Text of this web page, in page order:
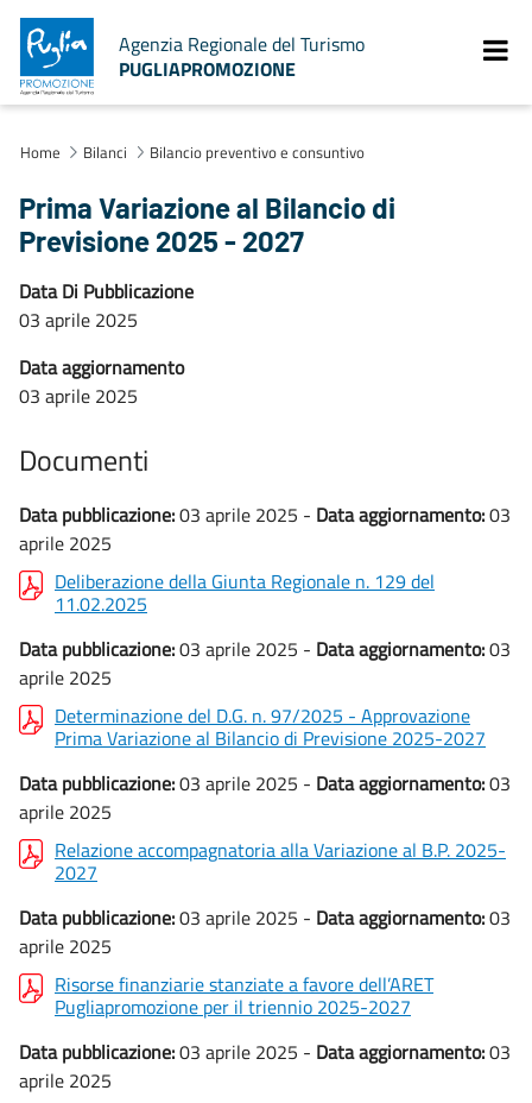
Agenzia Regionale del Turismo
PUGLIAPROMOZIONE
Home Bilanci Bilancio preventivo e consuntivo
Prima Variazione al Bilancio di
Previsione 2025 - 2027
Data Di Pubblicazione
03 aprile 2025
Data aggiornamento
03 aprile 2025
Documenti
Data pubblicazione:03 aprile 2025 - Data aggiornamento:03
aprile 2025
Deliberazione della Giunta Regionale n. 129 del
11.02.2025
Data pubblicazione:03 aprile 2025 - Data aggiornamento:03
aprile 2025
Determinazione del D.G. n. 97/2025 - Approvazione
Prima Variazione al Bilancio di Previsione 2025-2027
Data pubblicazione:03 aprile 2025 - Data aggiornamento:03
aprile 2025
Relazione accompagnatoria alla Variazione al B.P. 2025-
2027
Data pubblicazione:03 aprile 2025 - Data aggiornamento:03
aprile 2025
Risorse finanziarie stanziate a favore dell’ARET
Pugliapromozione per il triennio 2025-2027
Data pubblicazione:03 aprile 2025 - Data aggiornamento:03
aprile 2025